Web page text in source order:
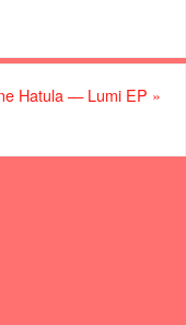
Hatula — Lumi EP »